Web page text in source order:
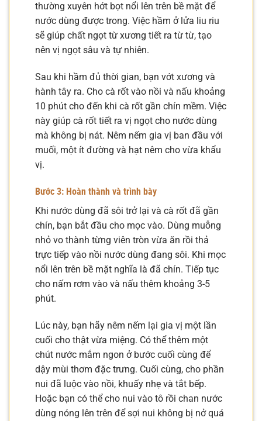
thường xuyên hớt bọt nổi lên trên bề mặt để
nước dùng được trong. Việc hầm ở lửa liu riu
sẽ giúp chất ngọt từ xương tiết ra từ từ, tạo
nên vị ngọt sâu và tự nhiên.
Sau khi hầm đủ thời gian, bạn vớt xương và
hành tây ra. Cho cà rốt vào nồi và nấu khoảng
10 phút cho đến khi cà rốt gần chín mềm. Việc
này giúp cà rốt tiết ra vị ngọt cho nước dùng
mà không bị nát. Nêm nếm gia vị ban đầu với
muối, một ít đường và hạt nêm cho vừa khẩu
vị.
Bước 3: Hoàn thành và trình bày
Khi nước dùng đã sôi trở lại và cà rốt đã gần
chín, bạn bắt đầu cho mọc vào. Dùng muỗng
nhỏ vo thành từng viên tròn vừa ăn rồi thả
trực tiếp vào nồi nước dùng đang sôi. Khi mọc
nổi lên trên bề mặt nghĩa là đã chín. Tiếp tục
cho nấm rơm vào và nấu thêm khoảng 3-5
phút.
Lúc này, bạn hãy nêm nếm lại gia vị một lần
cuối cho thật vừa miệng. Có thể thêm một
chút nước mắm ngon ở bước cuối cùng để
dậy mùi thơm đặc trưng. Cuối cùng, cho phần
nui đã luộc vào nồi, khuấy nhẹ và tắt bếp.
Hoặc bạn có thể cho nui vào tô rồi chan nước
dùng nóng lên trên để sợi nui không bị nở quá